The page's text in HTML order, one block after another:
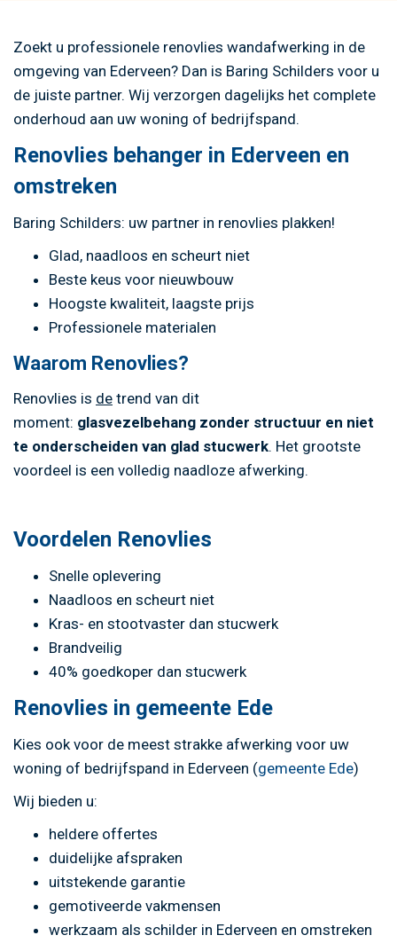
Zoekt u professionele renovlies wandafwerking in de
omgeving van Ederveen? Dan is Baring Schilders voor u
de juiste partner. Wij verzorgen dagelijks het complete
onderhoud aan uw woning of bedrijfspand.
Renovlies behanger in Ederveen en
omstreken
Baring Schilders: uw partner in renovlies plakken!
Glad, naadloos en scheurt niet
Beste keus voor nieuwbouw
Hoogste kwaliteit, laagste prijs
Professionele materialen
Waarom Renovlies?
Renovlies is de trend van dit
moment: glasvezelbehang zonder structuur en niet
te onderscheiden van glad stucwerk. Het grootste
voordeel is een volledig naadloze afwerking.
Voordelen Renovlies
Snelle oplevering
Naadloos en scheurt niet
Kras- en stootvaster dan stucwerk
Brandveilig
40% goedkoper dan stucwerk
Renovlies in gemeente Ede
Kies ook voor de meest strakke afwerking voor uw
woning of bedrijfspand in Ederveen (gemeente Ede)
Wij bieden u:
heldere offertes
duidelijke afspraken
uitstekende garantie
gemotiveerde vakmensen
werkzaam als schilder in Ederveen en omstreken